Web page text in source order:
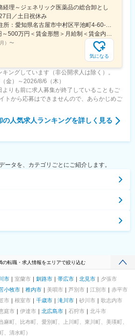
経理～ジェネリック医薬品の総合卸とし
日／土日祝休み
） 〜
気になる
ングしています（非公開求人は除く）。
金）～2026/8/6（木）
りも前に求人募集が終了していることもご
トから応募はできませんので、あらかじめご
の人気求人ランキングを詳しく見る
ータを、カテゴリごとにご紹介します。
転職・求人情報をエリアで絞り込む
市 室蘭市 釧路市 帯広市 北見市
夕張市
小牧市 稚内市 美唄市 芦別市 江別市
赤平市
市 根室市 千歳市 滝川市 砂川市
歌志内市
庭市 伊達市 北広島市 石狩市
北斗市
麻町、比布町、愛別町、上川町、東川町、美瑛町、
、清水町）